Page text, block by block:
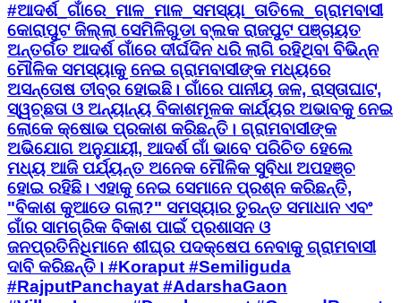
#ଆଦର୍ଶ_ଗାଁରେ_ମାଳ_ମାଳ_ସମସ୍ୟା_ତାତିଲେ_ଗ୍ରାମବାସୀ
କୋରାପୁଟ ଜିଲ୍ଲା ସେମିଳିଗୁଡା ବ୍ଲକ ରାଜପୁଟ ପଞ୍ଚାୟତ
ଅନ୍ତର୍ଗତ ଆଦର୍ଶ ଗାଁରେ ଦୀର୍ଘଦିନ ଧରି ଲାଗି ରହିଥିବା ବିଭିନ୍ନ
ମୌଳିକ ସମସ୍ୟାକୁ ନେଇ ଗ୍ରାମବାସୀଙ୍କ ମଧ୍ୟରେ
ଅସନ୍ତୋଷ ତୀବ୍ର ହୋଇଛି। ଗାଁରେ ପାନୀୟ ଜଳ, ରାସ୍ତାଘାଟ,
ସ୍ୱଚ୍ଛତା ଓ ଅନ୍ୟାନ୍ୟ ବିକାଶମୂଳକ କାର୍ଯ୍ୟର ଅଭାବକୁ ନେଇ
ଲୋକେ କ୍ଷୋଭ ପ୍ରକାଶ କରିଛନ୍ତି। ଗ୍ରାମବାସୀଙ୍କ
ଅଭିଯୋଗ ଅନୁଯାୟୀ, ଆଦର୍ଶ ଗାଁ ଭାବେ ପରିଚିତ ହେଲେ
ମଧ୍ୟ ଆଜି ପର୍ଯ୍ୟନ୍ତ ଅନେକ ମୌଳିକ ସୁବିଧା ଅପହଞ୍ଚ
ହୋଇ ରହିଛି। ଏହାକୁ ନେଇ ସେମାନେ ପ୍ରଶ୍ନ କରିଛନ୍ତି,
"ବିକାଶ କୁଆଡେ ଗଲା?" ସମସ୍ୟାର ତୁରନ୍ତ ସମାଧାନ ଏବଂ
ଗାଁର ସାମଗ୍ରିକ ବିକାଶ ପାଇଁ ପ୍ରଶାସନ ଓ
ଜନପ୍ରତିନିଧିମାନେ ଶୀଘ୍ର ପଦକ୍ଷେପ ନେବାକୁ ଗ୍ରାମବାସୀ
ଦାବି କରିଛନ୍ତି। #Koraput #Semiliguda
#RajputPanchayat #AdarshaGaon